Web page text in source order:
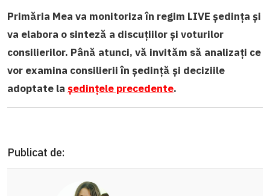
Primăria Mea va monitoriza în regim LIVE ședința și
va elabora o sinteză a discuțiilor și voturilor
consilierilor. Până atunci, vă invităm să analizați ce
vor examina consilierii în ședință și deciziile
adoptate la ședințele precedente.
Publicat de: